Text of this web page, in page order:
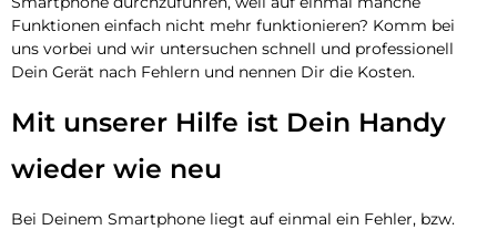
Funktionen einfach nicht mehr funktionieren? Komm bei
uns vorbei und wir untersuchen schnell und professionell
Dein Gerät nach Fehlern und nennen Dir die Kosten.
Mit unserer Hilfe ist Dein Handy
wieder wie neu
Bei Deinem Smartphone liegt auf einmal ein Fehler, bzw.